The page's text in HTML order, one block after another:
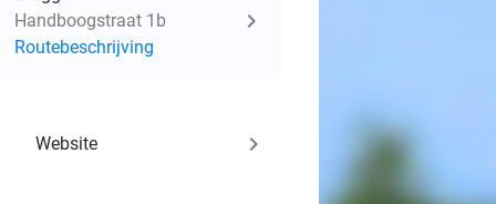
Handboogstraat 1b
Routebeschrijving
Website keyboard_arrow_right